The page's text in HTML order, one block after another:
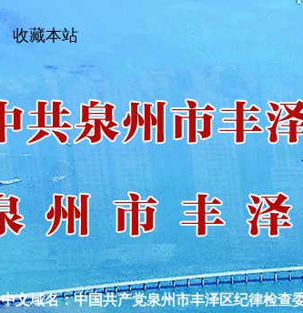
收藏本站
中文域名：中国共产党泉州市丰泽区纪律检查